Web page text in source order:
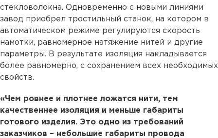
стекловолокна. Одновременно с новыми линиями
завод приобрел тростильный станок, на котором в
автоматическом режиме регулируются скорость
намотки, равномерное натяжение нитей и другие
параметры. В результате изоляция накладывается
более равномерно, с сохранением всех необходимых
свойств.
«Чем ровнее и плотнее ложатся нити, тем
качественнее изоляция и меньше габариты
готового изделия. Это одно из требований
заказчиков – небольшие габариты провода